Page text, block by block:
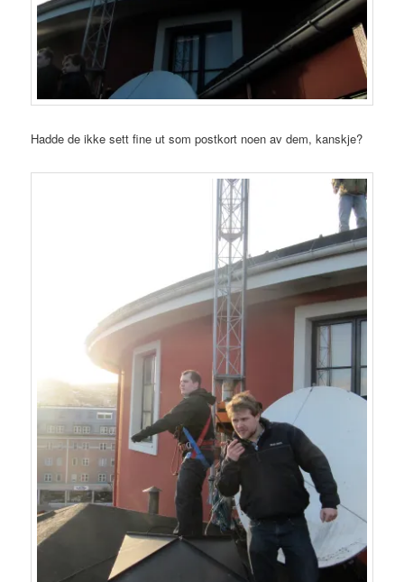
Hadde de ikke sett fine ut som postkort noen av dem, kanskje?